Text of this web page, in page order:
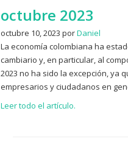
octubre 2023
octubre 10, 2023 porDaniel
La economía colombiana ha
cambiario y, en particular, al
2023 no ha sido la excepción, ya
empresarios y ciudadanos en
Leer todo el artículo.